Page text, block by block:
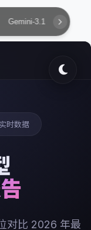
Gemini-3.1 GLM-